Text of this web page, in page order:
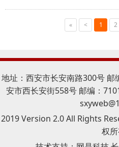
了安排
« < 1 2
地址：西安市长安南路300号
安市西长安街558号 邮编：
2019 Version 2.0 All Rights
权